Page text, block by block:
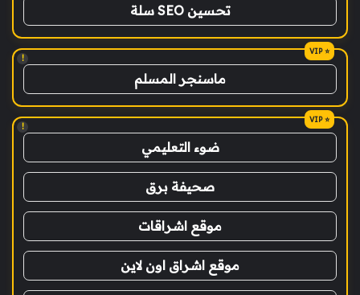
تحسين SEO سلة
!
ماسنجر المسلم
!
ضوء التعليمي
صحيفة برق
موقع اشراقات
موقع اشراق اون لاين